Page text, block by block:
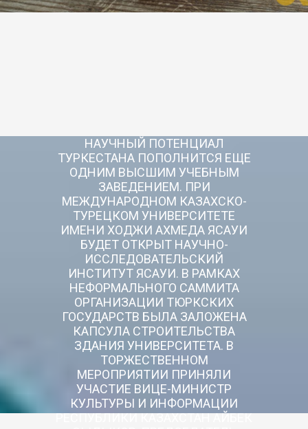
НАУЧНЫЙ ПОТЕНЦИАЛ
ТУРКЕСТАНА ПОПОЛНИТСЯ ЕЩЕ
ОДНИМ ВЫСШИМ УЧЕБНЫМ
ЗАВЕДЕНИЕМ. ПРИ
МЕЖДУНАРОДНОМ КАЗАХСКО-
ТУРЕЦКОМ УНИВЕРСИТЕТЕ
ИМЕНИ ХОДЖИ АХМЕДА ЯСАУИ
БУДЕТ ОТКРЫТ НАУЧНО-
ИССЛЕДОВАТЕЛЬСКИЙ
ИНСТИТУТ ЯСАУИ. В РАМКАХ
НЕФОРМАЛЬНОГО САММИТА
ОРГАНИЗАЦИИ ТЮРКСКИХ
ГОСУДАРСТВ БЫЛА ЗАЛОЖЕНА
КАПСУЛА СТРОИТЕЛЬСТВА
ЗДАНИЯ УНИВЕРСИТЕТА. В
ТОРЖЕСТВЕННОМ
МЕРОПРИЯТИИ ПРИНЯЛИ
УЧАСТИЕ ВИЦЕ-МИНИСТР
КУЛЬТУРЫ И ИНФОРМАЦИИ
РЕСПУБЛИКИ КАЗАХСТАН АЙБЕК